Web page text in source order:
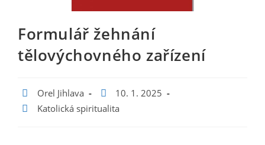
Formulář žehnání
tělovýchovného zařízení
Orel Jihlava
10. 1. 2025
Katolická spiritualita